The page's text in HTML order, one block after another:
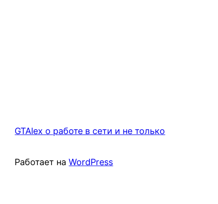
GTAlex о работе в сети и не только
Работает наWordPress